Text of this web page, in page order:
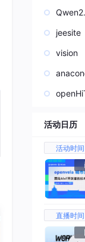
jeesite
vision
活动日历
活动时间
直播时间